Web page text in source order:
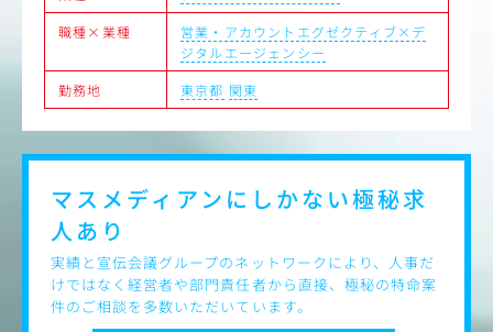
・国内地域と関連する案件が多く、観光誘客プロモーショ
ンや地域活性事業に携わることができる
・自社のリソースとして、イベント・HRコンサルティング
など、広告プロモーションに捉われない解決手法を有して
いる
・担当クライアントだけに限らない、新規案件へのチャレ
ンジ機会多数
・フレキシブルな働き方（コアタイム無しのフレックス勤
【キャリアプラン】
広告事業のプロフェッショナルを目指すという一つのスペ
シャリストキャリアや、
イベント事業領域やHR領域の営業など、将来的に幅広いキ
ャリアパスが可能
（異動・出向によるキャリア形成、グループ内外において
職種×業種
営業・アカウントエグゼクティブ×デ
ジタルエージェンシー
勤務地
東京都 関東
マスメディアンにしかない極秘求
人あり
実績と宣伝会議グループのネットワークにより、人事だ
けではなく経営者や部門責任者から直接、極秘の特命案
件のご相談を多数いただいています。